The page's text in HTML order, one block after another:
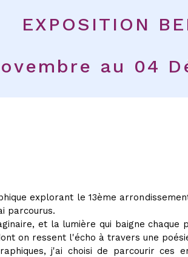
EXPOSITION
au 04
explorant le 13ème
parcourus.
et la lumière qui baigne
on ressent l'écho à travers une
j'ai choisi de parcourir ces